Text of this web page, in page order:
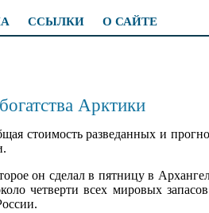
ССЫЛКИ О САЙТЕ
Арктики
стоимость разведанных и
он сделал в пятницу в
четверти всех мировых